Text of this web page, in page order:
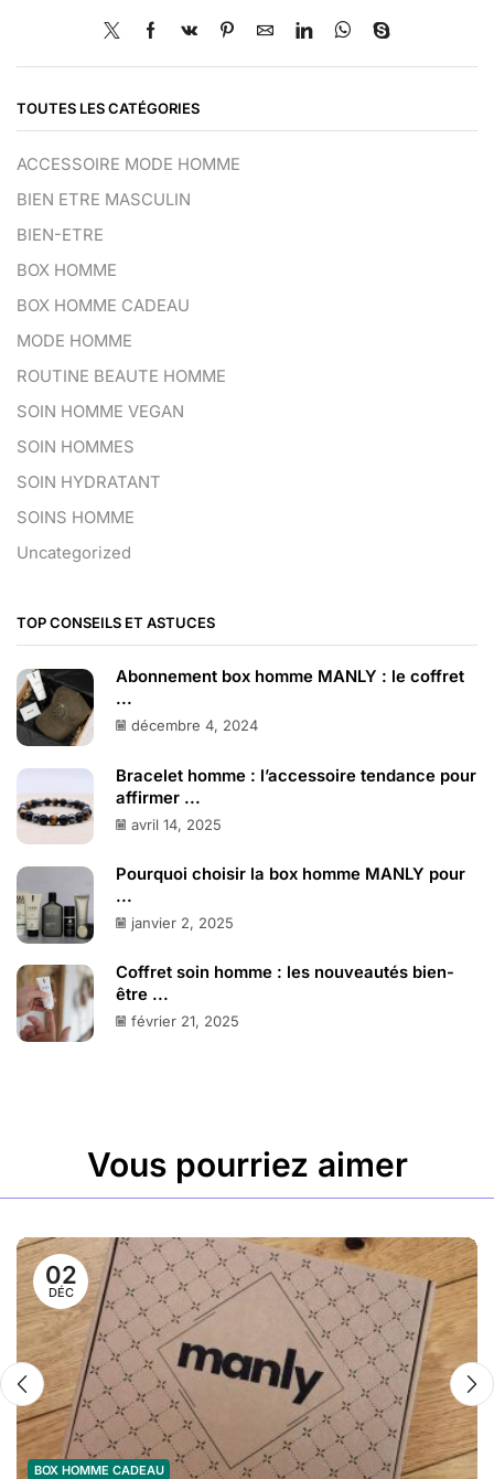
TOUTES LES CATÉGORIES
ACCESSOIRE MODE HOMME
BIEN ETRE MASCULIN
BIEN-ETRE
BOX HOMME
BOX HOMME CADEAU
MODE HOMME
ROUTINE BEAUTE HOMME
SOIN HOMME VEGAN
SOIN HOMMES
SOIN HYDRATANT
SOINS HOMME
Uncategorized
TOP CONSEILS ET ASTUCES
Abonnement box homme MANLY : le coffret
...
décembre 4, 2024
Bracelet homme : l’accessoire tendance pour
affirmer ...
avril 14, 2025
Pourquoi choisir la box homme MANLY pour
...
janvier 2, 2025
Coffret soin homme : les nouveautés bien-
être ...
février 21, 2025
Vous pourriez aimer
02
DÉC
BOX HOMME CADEAU